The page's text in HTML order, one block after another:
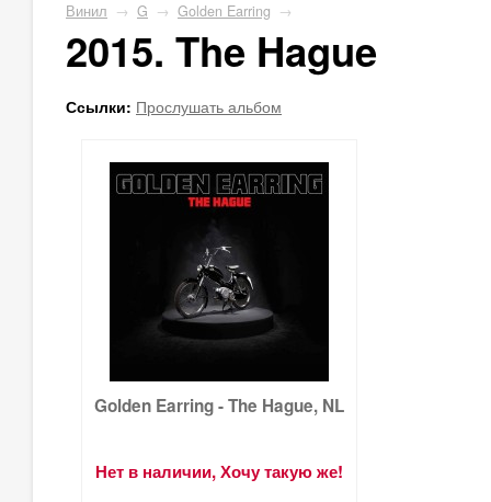
Винил → G → Golden Earring →
2015. The Hague
Ссылки: Прослушать альбом
Golden Earring - The Hague, NL
Нет в наличии, Хочу такую же!